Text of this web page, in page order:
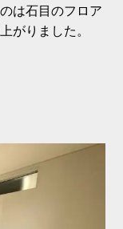
は石目のフロア
がりました。